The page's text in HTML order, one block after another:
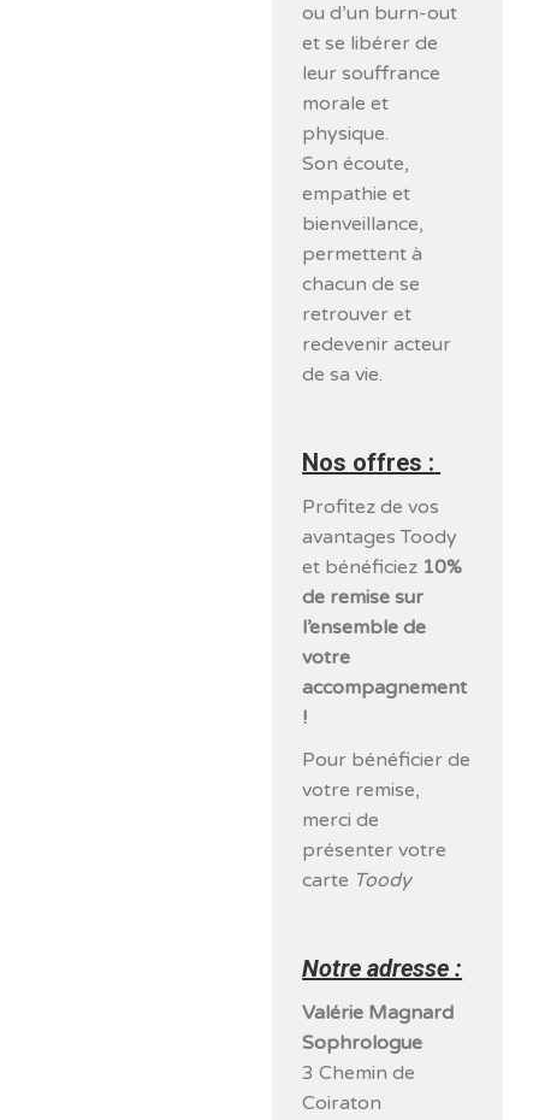
ou d’un burn-out
et se libérer de
leur souffrance
morale et
physique.
Son écoute,
empathie et
bienveillance,
permettent à
chacun de se
retrouver et
redevenir acteur
de sa vie.
Nos offres :
Profitez de vos
avantages Toody
et bénéficiez 10%
de remise sur
l’ensemble de
votre
accompagnement
!
Pour bénéficier de
votre remise,
merci de
présenter votre
carte Toody
Notre adresse :
Valérie Magnard
Sophrologue
3 Chemin de
Coiraton